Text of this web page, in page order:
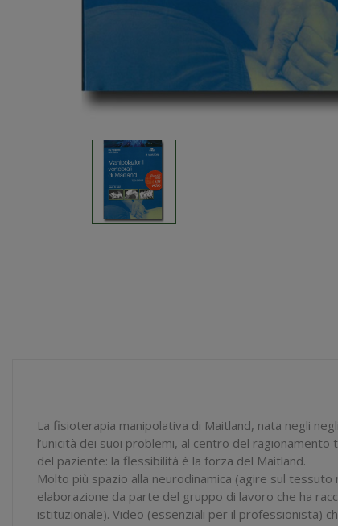
La fisioterapia manipolativa di Maitland, nata negli
l’unicità dei suoi problemi, al centro del
del paziente: la flessibilità è la forza del Maitland.
Molto più spazio alla neurodinamica (agire sul
elaborazione da parte del gruppo di lavoro che ha
istituzionale). Video (essenziali per il professionista)